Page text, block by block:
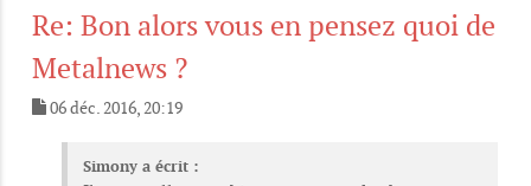
Re: Bon alors vous en pensez quoi de
Metalnews ?
06 déc. 2016, 20:19
Simony a écrit :